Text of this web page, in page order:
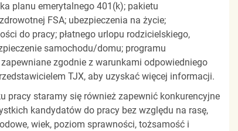
planu emerytalnego 401(k); pakietu
FSA; ubezpieczenia na życie;
do pracy; płatnego urlopu rodzicielskiego,
samochodu/domu; programu
zgodnie z warunkami odpowiedniego
TJX, aby uzyskać więcej informacji.
pracy staramy się również zapewnić konkurencyjne
kandydatów do pracy bez względu na rasę,
wiek, poziom sprawności, tożsamość i